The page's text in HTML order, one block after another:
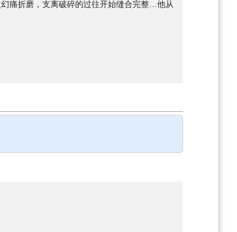
痛折磨，支离破碎的过往开始缝合完整…他从